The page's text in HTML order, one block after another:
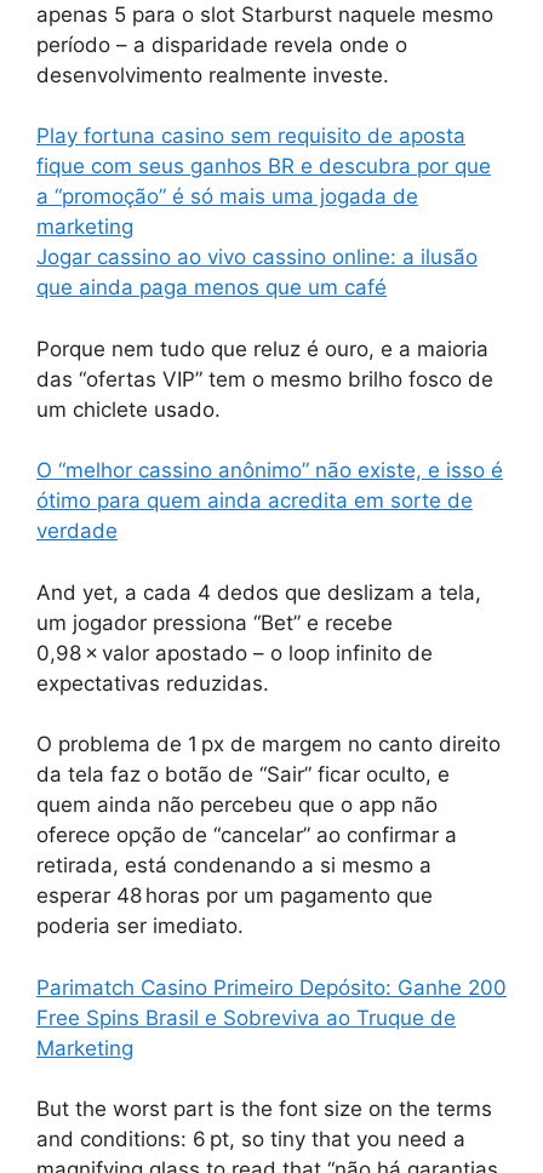
apenas 5 para o slot Starburst naquele mesmo
período – a disparidade revela onde o
desenvolvimento realmente investe.
Play fortuna casino sem requisito de aposta
fique com seus ganhos BR e descubra por que
a “promoção” é só mais uma jogada de
marketing
Jogar cassino ao vivo cassino online: a ilusão
que ainda paga menos que um café
Porque nem tudo que reluz é ouro, e a maioria
das “ofertas VIP” tem o mesmo brilho fosco de
um chiclete usado.
O “melhor cassino anônimo” não existe, e isso é
ótimo para quem ainda acredita em sorte de
verdade
And yet, a cada 4 dedos que deslizam a tela,
um jogador pressiona “Bet” e recebe
0,98 × valor apostado – o loop infinito de
expectativas reduzidas.
O problema de 1 px de margem no canto direito
da tela faz o botão de “Sair” ficar oculto, e
quem ainda não percebeu que o app não
oferece opção de “cancelar” ao confirmar a
retirada, está condenando a si mesmo a
esperar 48 horas por um pagamento que
poderia ser imediato.
Parimatch Casino Primeiro Depósito: Ganhe 200
Free Spins Brasil e Sobreviva ao Truque de
Marketing
But the worst part is the font size on the terms
and conditions: 6 pt, so tiny that you need a